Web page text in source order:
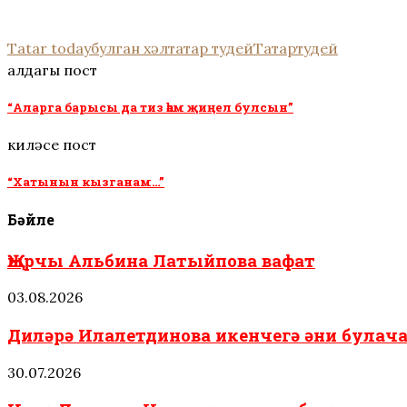
Tatar todayбулган хәлтатар тудейТатартудей
алдагы пост
“Аларга барысы да тиз һәм җиңел булсын”
киләсе пост
“Хатынын кызганам…”
Бәйле
Җырчы Альбина Латыйпова вафат
03.08.2026
Диләрә Илалетдинова икенчегә әни
30.07.2026